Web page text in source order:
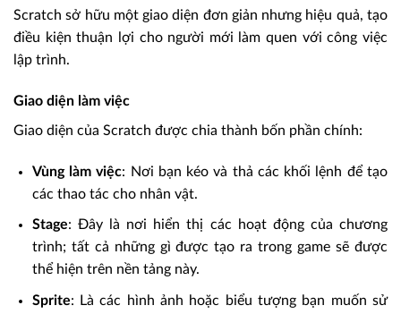
Scratch sở hữu một giao diện đơn giản nhưng hiệu quả, tạo
điều kiện thuận lợi cho người mới làm quen với công việc
lập trình.
Giao diện làm việc
Giao diện của Scratch được chia thành bốn phần chính:
Vùng làm việc: Nơi bạn kéo và thả các khối lệnh để tạo
các thao tác cho nhân vật.
Stage: Đây là nơi hiển thị các hoạt động của chương
trình; tất cả những gì được tạo ra trong game sẽ được
thể hiện trên nền tảng này.
Sprite: Là các hình ảnh hoặc biểu tượng bạn muốn sử